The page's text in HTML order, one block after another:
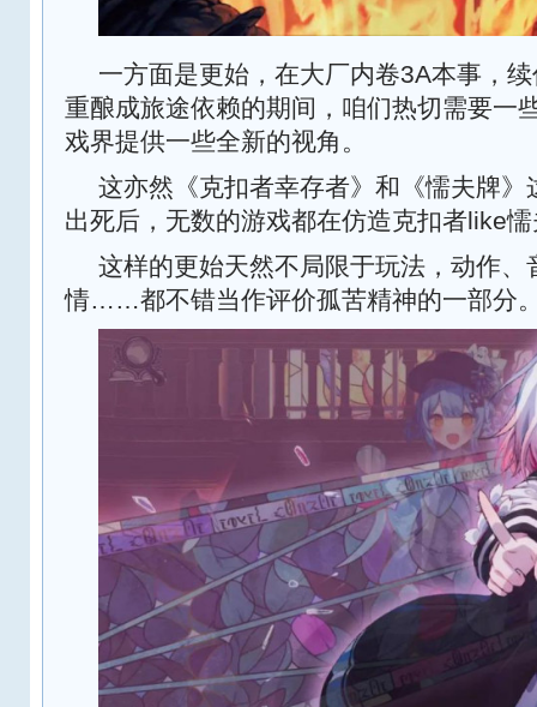
一方面是更始，在大厂内卷3A本事，
重酿成旅途依赖的期间，咱们热切需要一
戏界提供一些全新的视角。
这亦然《克扣者幸存者》和《懦夫牌》
出死后，无数的游戏都在仿造克扣者like
这样的更始天然不局限于玩法，动作、
情……都不错当作评价孤苦精神的一部分